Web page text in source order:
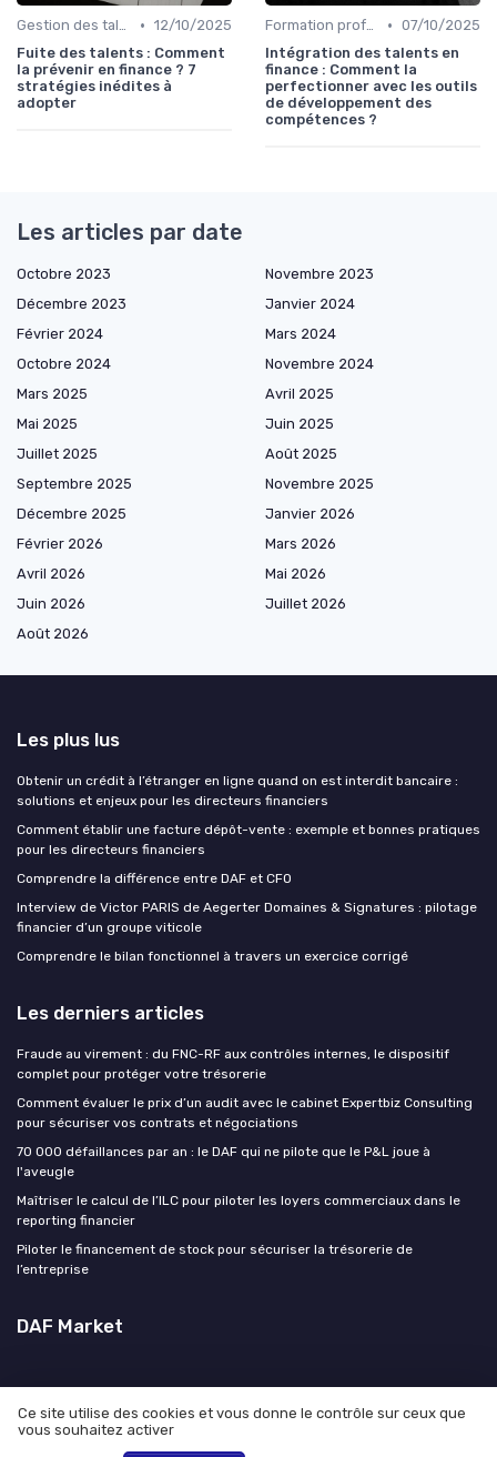
Gestion des talents • 12/10/2025
Fuite des talents : Comment
la prévenir en finance ? 7
stratégies inédites à
adopter
Formation professionnelle • 07/10/2025
Intégration des talents en
finance : Comment la
perfectionner avec les outils
de développement des
compétences ?
Les articles par date
Octobre 2023
Novembre 2023
Décembre 2023
Janvier 2024
Février 2024
Mars 2024
Octobre 2024
Novembre 2024
Mars 2025
Avril 2025
Mai 2025
Juin 2025
Juillet 2025
Août 2025
Septembre 2025
Novembre 2025
Décembre 2025
Janvier 2026
Février 2026
Mars 2026
Avril 2026
Mai 2026
Juin 2026
Juillet 2026
Août 2026
Les plus lus
Obtenir un crédit à l’étranger en ligne quand on est interdit bancaire :
solutions et enjeux pour les directeurs financiers
Comment établir une facture dépôt-vente : exemple et bonnes pratiques
pour les directeurs financiers
Comprendre la différence entre DAF et CFO
Interview de Victor PARIS de Aegerter Domaines & Signatures : pilotage
financier d’un groupe viticole
Comprendre le bilan fonctionnel à travers un exercice corrigé
Les derniers articles
Fraude au virement : du FNC-RF aux contrôles internes, le dispositif
complet pour protéger votre trésorerie
Comment évaluer le prix d’un audit avec le cabinet Expertbiz Consulting
pour sécuriser vos contrats et négociations
70 000 défaillances par an : le DAF qui ne pilote que le P&L joue à
l'aveugle
Maîtriser le calcul de l’ILC pour piloter les loyers commerciaux dans le
reporting financier
Piloter le financement de stock pour sécuriser la trésorerie de
l’entreprise
DAF Market
Mentions légales
Ce site utilise des cookies et vous donne le contrôle sur ceux que
vous souhaitez activer